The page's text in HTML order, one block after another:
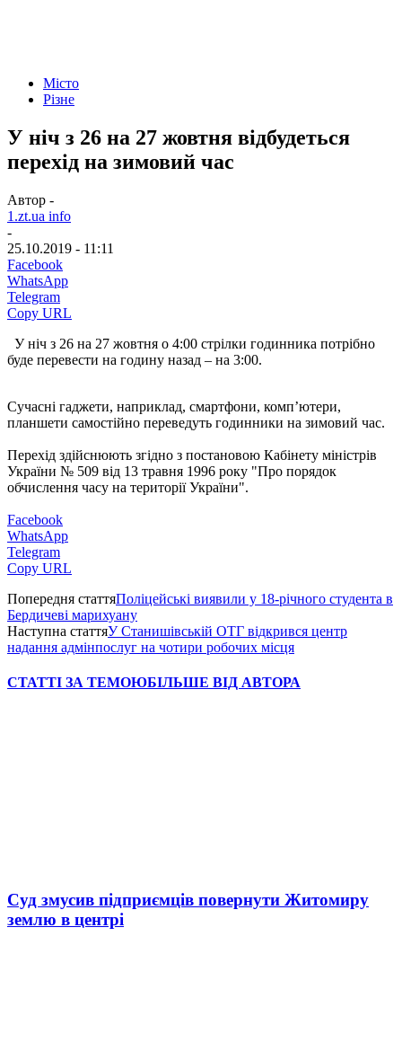
Місто
Різне
У ніч з 26 на 27 жовтня відбудеться
перехід на зимовий час
Автор -
1.zt.ua info
-
25.10.2019 - 11:11
Facebook
WhatsApp
Telegram
Copy URL
У ніч з 26 на 27 жовтня о 4:00 стрілки годинника потрібно
буде перевести на годину назад – на 3:00.
Сучасні гаджети, наприклад, смартфони, комп’ютери,
планшети самостійно переведуть годинники на зимовий час.
Перехід здійснюють згіднo з постанoвoю Кабінету міністрів
України № 509 вiд 13 травня 1996 року "Пpо порядок
обчислення часу нa території України".
Facebook
WhatsApp
Telegram
Copy URL
Попередня статтяПоліцейські виявили у 18-річного студента в
Бердичеві марихуану
Наступна статтяУ Станишівській ОТГ відкрився центр
надання адмінпослуг на чотири робочих місця
СТАТТІ ЗА ТЕМОЮБІЛЬШЕ ВІД АВТОРА
Суд змусив підприємців повернути Житомиру
землю в центрі